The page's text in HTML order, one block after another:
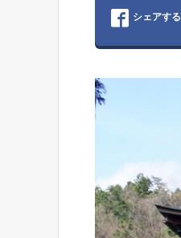
シェアする